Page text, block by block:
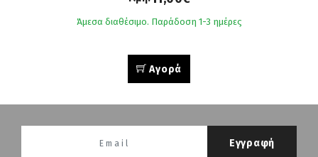
Άμεσα διαθέσιμο. Παράδοση 1-3 ημέρες
Αγορά
Εγγραφή